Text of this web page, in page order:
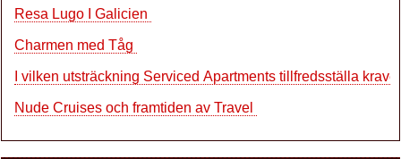
Resa Lugo I Galicien
Charmen med Tåg
I vilken utsträckning Serviced Apartments tillfredsställa
Nude Cruises och framtiden av Travel